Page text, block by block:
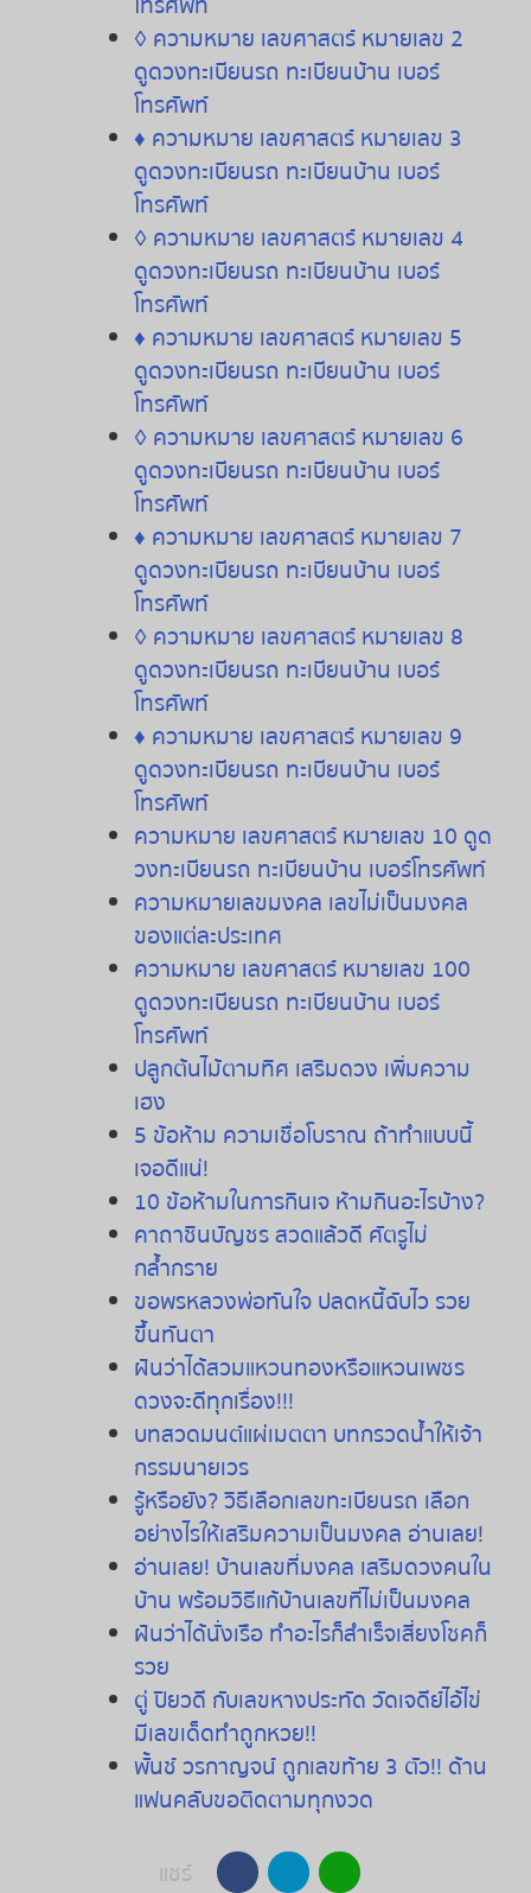
◊ ความหมาย เลขศาสตร์ หมายเลข 2
ดูดวงทะเบียนรถ ทะเบียนบ้าน เบอร์
โทรศัพท์
♦ ความหมาย เลขศาสตร์ หมายเลข 3
ดูดวงทะเบียนรถ ทะเบียนบ้าน เบอร์
โทรศัพท์
◊ ความหมาย เลขศาสตร์ หมายเลข 4
ดูดวงทะเบียนรถ ทะเบียนบ้าน เบอร์
โทรศัพท์
♦ ความหมาย เลขศาสตร์ หมายเลข 5
ดูดวงทะเบียนรถ ทะเบียนบ้าน เบอร์
โทรศัพท์
◊ ความหมาย เลขศาสตร์ หมายเลข 6
ดูดวงทะเบียนรถ ทะเบียนบ้าน เบอร์
โทรศัพท์
♦ ความหมาย เลขศาสตร์ หมายเลข 7
ดูดวงทะเบียนรถ ทะเบียนบ้าน เบอร์
โทรศัพท์
◊ ความหมาย เลขศาสตร์ หมายเลข 8
ดูดวงทะเบียนรถ ทะเบียนบ้าน เบอร์
โทรศัพท์
♦ ความหมาย เลขศาสตร์ หมายเลข 9
ดูดวงทะเบียนรถ ทะเบียนบ้าน เบอร์
โทรศัพท์
ความหมาย เลขศาสตร์ หมายเลข 10 ดูด
วงทะเบียนรถ ทะเบียนบ้าน เบอร์โทรศัพท์
ความหมายเลขมงคล เลขไม่เป็นมงคล
ของแต่ละประเทศ
ความหมาย เลขศาสตร์ หมายเลข 100
ดูดวงทะเบียนรถ ทะเบียนบ้าน เบอร์
โทรศัพท์
ปลูกต้นไม้ตามทิศ เสริมดวง เพิ่มความ
เฮง
5 ข้อห้าม ความเชื่อโบราณ ถ้าทำแบบนี้
เจอดีแน่!
10 ข้อห้ามในการกินเจ ห้ามกินอะไรบ้าง?
คาถาชินบัญชร สวดแล้วดี ศัตรูไม่
กล้ำกราย
ขอพรหลวงพ่อทันใจ ปลดหนี้ฉับไว รวย
ขึ้นทันตา
ฝันว่าได้สวมแหวนทองหรือแหวนเพชร
ดวงจะดีทุกเรื่อง!!!
บทสวดมนต์แผ่เมตตา บทกรวดน้ำให้เจ้า
กรรมนายเวร
รู้หรือยัง?วิธีเลือกเลขทะเบียนรถ เลือก
อย่างไรให้เสริมความเป็นมงคล อ่านเลย!
อ่านเลย! บ้านเลขที่มงคล เสริมดวงคนใน
บ้าน พร้อมวิธีแก้บ้านเลขที่ไม่เป็นมงคล
ฝันว่าได้นั่งเรือ ทำอะไรก็สำเร็จเสี่ยงโชคก็
รวย
ตู่ ปิยวดี กับเลขหางประทัด วัดเจดีย์ไอ้ไข่
มีเลขเด็ดทำถูกหวย!!
พั้นช์ วรกาญจน์ ถูกเลขท้าย 3 ตัว!! ด้าน
แฟนคลับขอติดตามทุกงวด
แชร์